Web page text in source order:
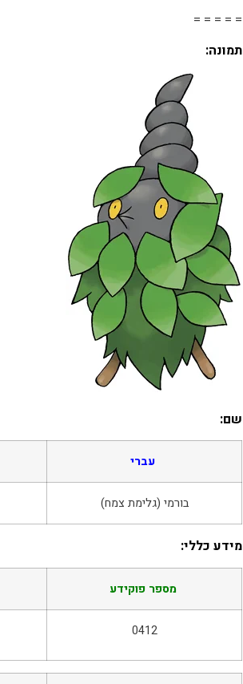
= = = = =
תמונה:
שם:
עברי
בורמי (גלימת צמח)
מידע כללי:
מספר פוקידע
0412